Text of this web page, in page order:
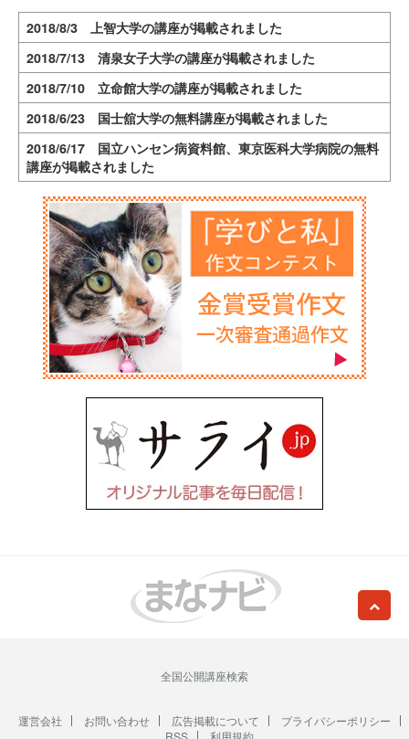
2018/8/3 上智大学の講座が掲載されました
2018/7/13 清泉女子大学の講座が掲載されました
2018/7/10 立命館大学の講座が掲載されました
2018/6/23 国士舘大学の無料講座が掲載されました
2018/6/17 国立ハンセン病資料館、東京医科大学病院の無料
講座が掲載されました
全国公開講座検索
運営会社 お問い合わせ 広告掲載について
プライバシーポリシー
RSS
利用規約